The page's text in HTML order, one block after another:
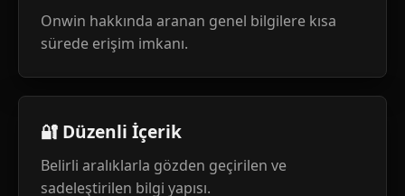
Onwin hakkında aranan genel bilgilere kısa
sürede erişim imkanı.
🔐 Düzenli İçerik
Belirli aralıklarla gözden geçirilen ve
sadeleştirilen bilgi yapısı.